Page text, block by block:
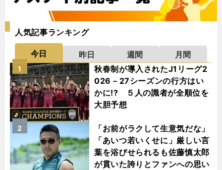
人気記事ランキング
今日 昨日 週間
月間
秋春制が導入されたJ1リーグ2
026－27シーズンの行方はい
かに!? ５人の識者が全順位を
大胆予想
1
「お前がラクして生意気だな」
「あいつ若いくせに」厳しい言
葉を浴びせられるも佐藤慎太郎
が貫いた誇りとファンへの思い
2